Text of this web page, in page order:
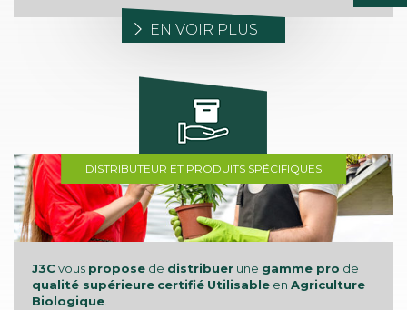
EN VOIR PLUS
DISTRIBUTEUR ET PRODUITS SPÉCIFIQUES
J3Cvous propose de distribuer une gamme pro de
qualité supérieure certifié Utilisable en Agriculture
Biologique